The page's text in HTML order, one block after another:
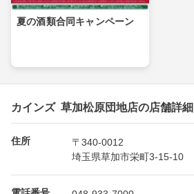
夏の酒類合同キャンペーン
カインズ 草加松原団地店の店舗詳細
住所
〒340-0012
埼玉県草加市栄町3-15-10